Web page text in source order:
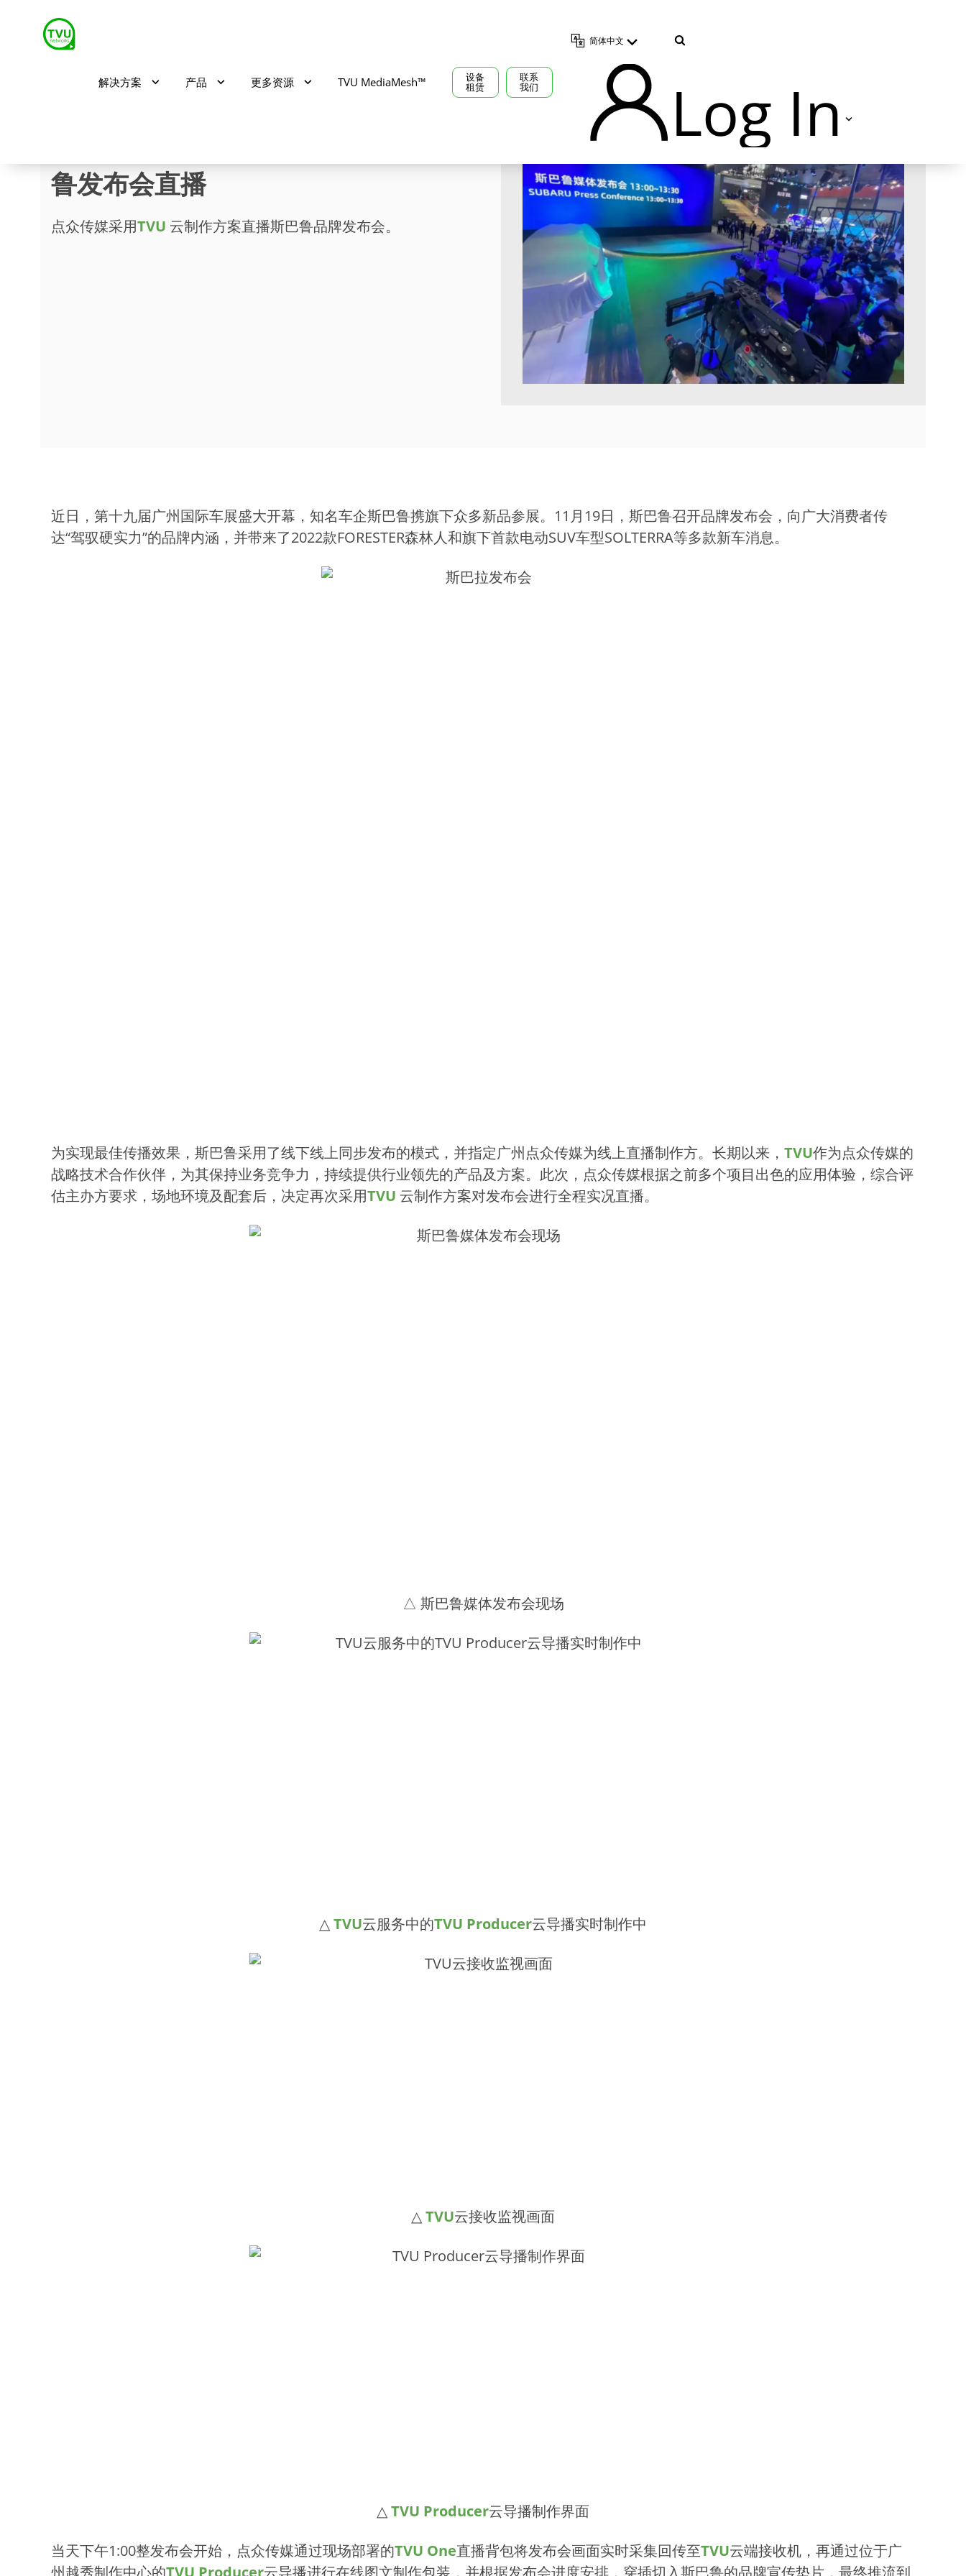
解决方案 产品 更多资源 TVU MediaMesh™ 设备
租赁
联系
我们
简体中文
Log In
TVU Producer 云导播
TVU Partyline 云互联
TVU Command Center 集中
管控系统
TVU Search 智媒体云
TVU Channel 云播出
TVU Mediahub 云调度
鲁发布会直播
点众传媒采用TVU 云制作方案直播斯巴鲁品牌发布会。
近日，第十九届广州国际车展盛大开幕，知名车企斯巴鲁携旗下众多新品参展。11月19日，斯巴鲁召开品牌发布会，向广大消费者传
达“驾驭硬实力”的品牌内涵，并带来了2022款FORESTER森林人和旗下首款电动SUV车型SOLTERRA等多款新车消息。
为实现最佳传播效果，斯巴鲁采用了线下线上同步发布的模式，并指定广州点众传媒为线上直播制作方。长期以来， TVU作为点众传媒的
战略技术合作伙伴，为其保持业务竞争力，持续提供行业领先的产品及方案。此次，点众传媒根据之前多个项目出色的应用体验，综合评
估主办方要求，场地环境及配套后，决定再次采用TVU 云制作方案对发布会进行全程实况直播。
△ 斯巴鲁媒体发布会现场
△ TVU云服务中的TVU Producer云导播实时制作中
△ TVU云接收监视画面
△ TVU Producer云导播制作界面
当天下午1:00整发布会开始，点众传媒通过现场部署的TVU One直播背包将发布会画面实时采集回传至TVU云端接收机，再通过位于广